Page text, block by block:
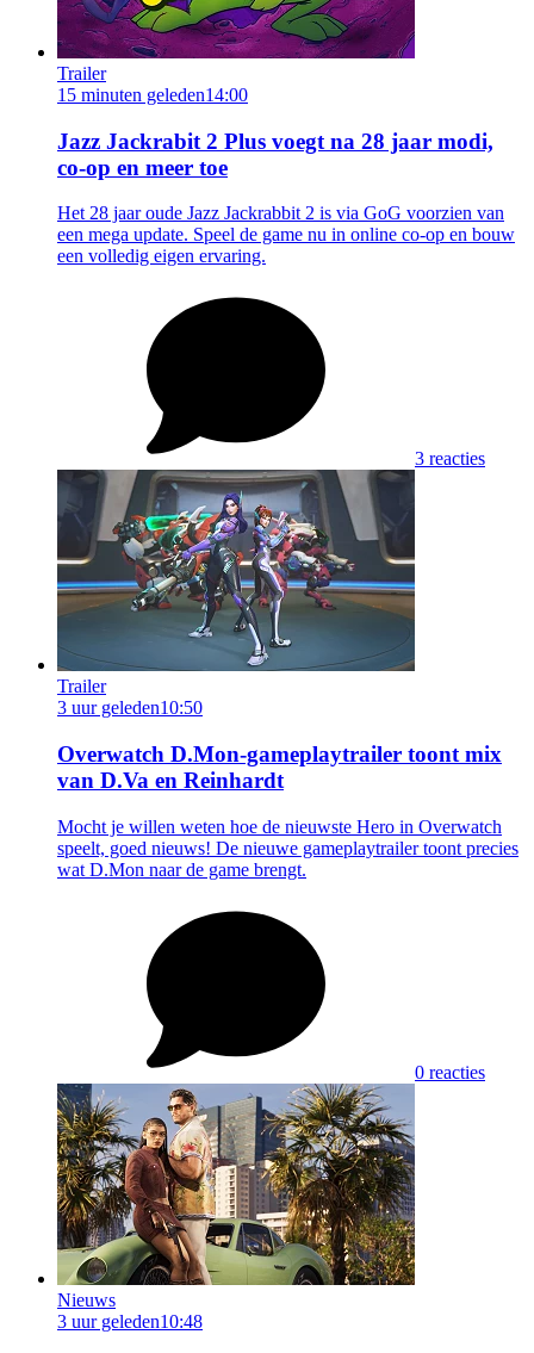
Trailer
15 minuten geleden14:00
Jazz Jackrabit 2 Plus voegt na 28 jaar modi,
co-op en meer toe
Het 28 jaar oude Jazz Jackrabbit 2 is via GoG voorzien van
een mega update. Speel de game nu in online co-op en bouw
een volledig eigen ervaring.
3 reacties
Trailer
3 uur geleden10:50
Overwatch D.Mon-gameplaytrailer toont mix
van D.Va en Reinhardt
Mocht je willen weten hoe de nieuwste Hero in Overwatch
speelt, goed nieuws! De nieuwe gameplaytrailer toont precies
wat D.Mon naar de game brengt.
0 reacties
Nieuws
3 uur geleden10:48